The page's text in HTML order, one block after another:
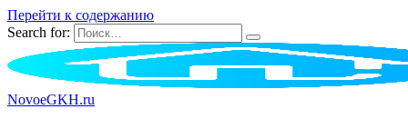
Перейти к содержанию
Search for:
NovoeGKH.ru